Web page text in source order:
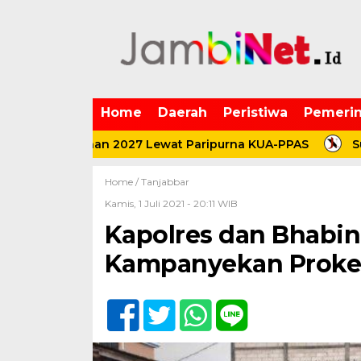
Home Daerah Peristiwa
2027 Lewat Paripurna KUA-PPAS Sulap
Home / Tanjabbar
Kamis, 1 Juli 2021 - 20:11 WIB
Kapolres dan
Kampanyekan